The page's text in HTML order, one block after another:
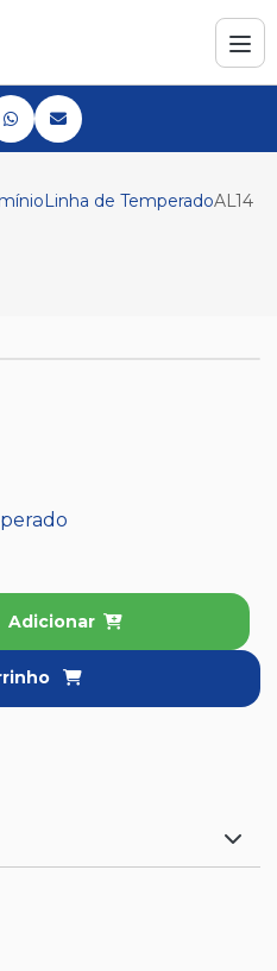
Linha de TemperadoAL14
Adicionar